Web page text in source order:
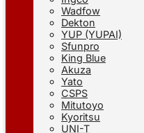
Wadfow
Dekton
YUP (YUPAI)
Sfunpro
King Blue
Akuza
Yato
CSPS
Mitutoyo
Kyoritsu
UNI-T